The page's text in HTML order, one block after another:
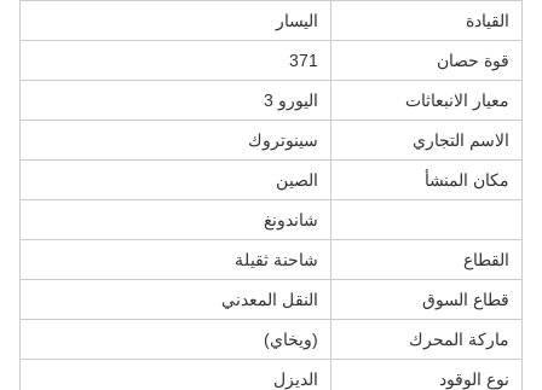
القيادة اليسار
قوة حصان 371
معيار الانبعاثات اليورو 3
الاسم التجاري سينوتروك
مكان المنشأ الصين
شاندونغ
القطاع شاحنة ثقيلة
قطاع السوق النقل المعدني
ماركة المحرك (ويخاي)
نوع الوقود الديزل